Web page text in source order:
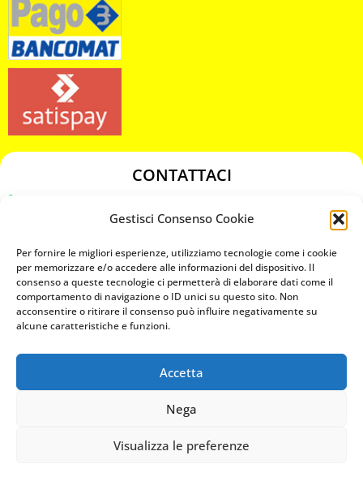
Gestisci Consenso Cookie
Per fornire le migliori esperienze, utilizziamo tecnologie come i cookie
per memorizzare e/o accedere alle informazioni del dispositivo. Il
consenso a queste tecnologie ci permetterà di elaborare dati come il
comportamento di navigazione o ID unici su questo sito. Non
acconsentire o ritirare il consenso può influire negativamente su
alcune caratteristiche e funzioni.
Accetta
Nega
Visualizza le preferenze
CONTATTACI
chiavicodificate@gmail.com
Privacy Policy
Cookie Policy
MAPS
CHIAMA ORA